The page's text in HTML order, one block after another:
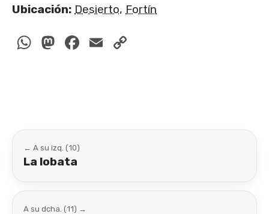
Ubicación: Desierto, Fortín
WhatsApp
Mastodon
Facebook
Email
← A su izq. (10)
La lobata
A su dcha. (11) →